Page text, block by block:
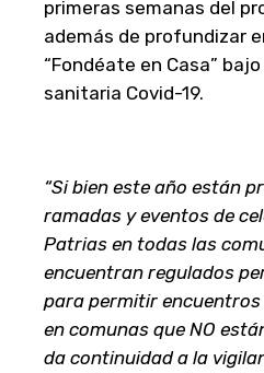
primeras semanas del
además de profundizar
“Fondéate en Casa”
sanitaria Covid-19.
“Si bien este año están
ramadas y eventos de
Patrias en todas las
encuentran regulados
para permitir
en comunas que NO
da continuidad a la